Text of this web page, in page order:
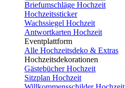
Briefumschläge Hochzeit
Hochzeitssticker
Wachssiegel Hochzeit
Antwortkarten Hochzeit
Eventplattform
Alle Hochzeitsdeko & Extras
Hochzeitsdekorationen
Gästebücher Hochzeit
Sitzplan Hochzeit